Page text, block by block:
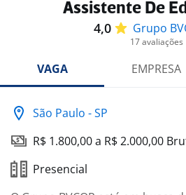
Assistente De
4,0 Grupo
17 avaliações
VAGA EMPRESA
São Paulo - SP
R$ 1.800,00 a R$ 2.000,00
Presencial